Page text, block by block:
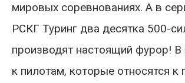
мировых соревнованиях. А в
РСКГ Туринг два десятка 500-
производят настоящий фурор! В
к пилотам, которые относятся к